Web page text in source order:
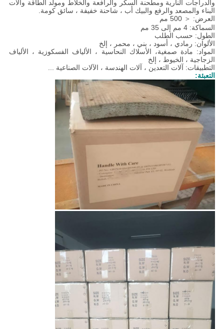
والدراجات النارية ومطحنة السكر والرافعة والخلاط ومولد الطاقة وآلات
البناء والمصعد والرفع والبيك أب ، شاحنة خفيفة ، سائق كومة.
العرض: ＜ 500 مم
السماكة: 4 مم إلى 35 مم
الطول: حسب الطلب
الألوان: رمادي ، أسود ، بني ، محمر ، إلخ
المواد: مادة صمغية، الأسلاك النحاسية ، الألياف الفسكوزية ، الألياف
الزجاجية ، الخيوط ، إلخ
التطبيقات: آلات التعدين ، آلات الهندسة ، الآلات الصناعية ...
التعبئة: